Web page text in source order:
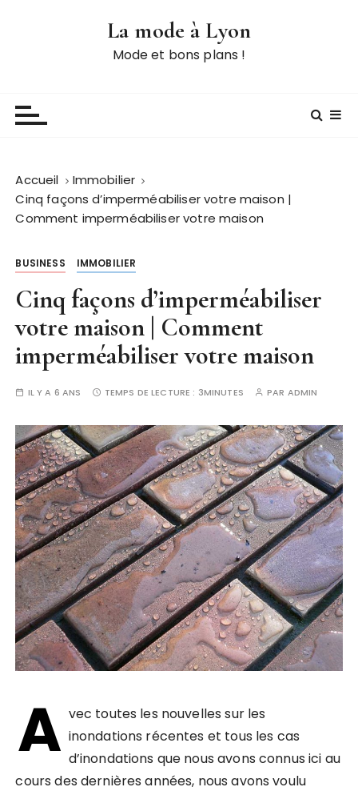
La mode à Lyon
Mode et bons plans !
Accueil
Immobilier
Cinq façons d’imperméabiliser votre maison |
Comment imperméabiliser votre maison
BUSINESS IMMOBILIER
Cinq façons d’imperméabiliser
votre maison | Comment
imperméabiliser votre maison
IL Y A 6 ANS TEMPS DE LECTURE : 3MINUTES PAR ADMIN
A vec toutes les nouvelles sur les
inondations récentes et tous les cas
d’inondations que nous avons connus ici au
cours des dernières années, nous avons voulu